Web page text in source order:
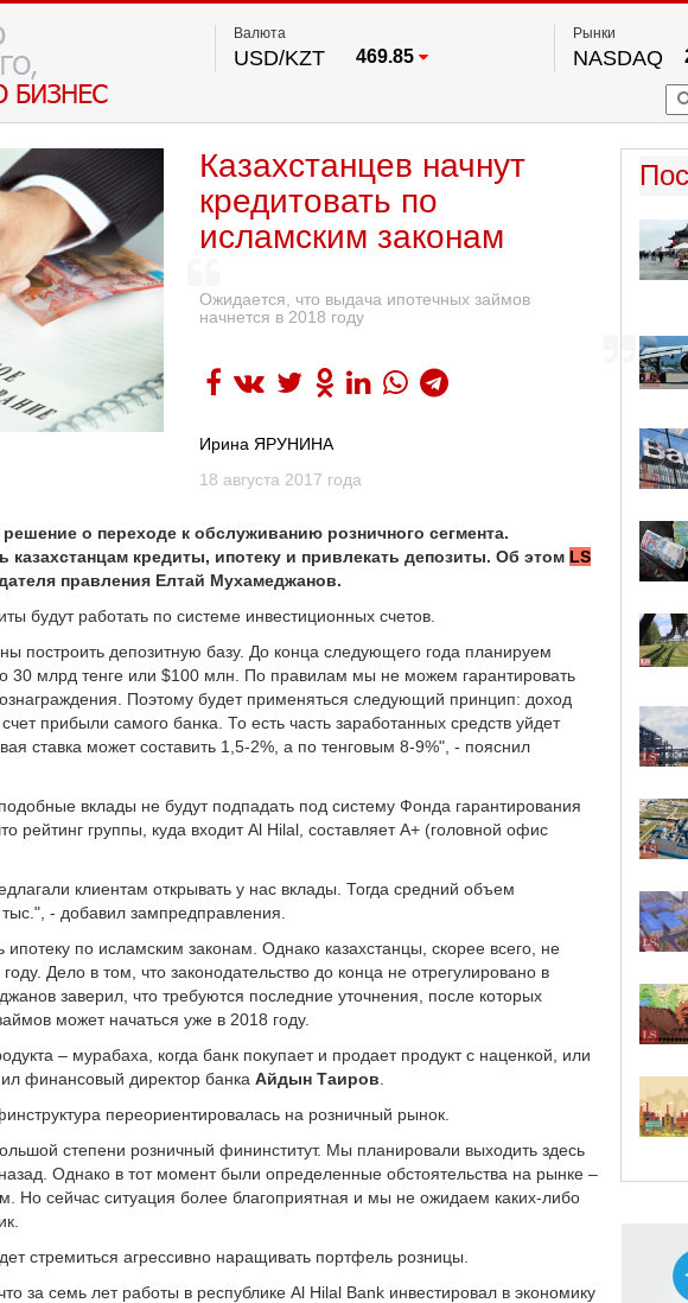
Валюта
USD/KZT 469.85
Рынки
NASDAQ
FTSE 100
S&P 500
Казахстанцев начнут
кредитовать по
исламским законам
Ожидается, что выдача ипотечных займов
начнется в 2018 году
Ирина ЯРУНИНА
18 августа 2017 года
решение о переходе к обслуживанию розничного сегмента.
казахстанцам кредиты, ипотеку и привлекать депозиты. Об этом LS
правления Елтай Мухамеджанов.
будут работать по системе инвестиционных счетов.
построить депозитную базу. До конца следующего года планируем
30 млрд тенге или $100 млн. По правилам мы не можем гарантировать
Поэтому будет применяться следующий принцип: доход
прибыли самого банка. То есть часть заработанных средств уйдет
ставка может составить 1,5-2%, а по тенговым 8-9%", - пояснил
вклады не будут подпадать под систему Фонда гарантирования
рейтинг группы, куда входитAl Hilal, составляет А+ (головной офис
клиентам открывать у нас вклады. Тогда средний объем
- добавил зампредправления.
ипотеку по исламским законам. Однако казахстанцы, скорее всего, не
Дело в том, что законодательство до конца не отрегулировано в
заверил, что требуются последние уточнения, после которых
может начаться уже в 2018 году.
– мурабаха, когда банк покупает и продает продукт с наценкой, или
финансовый директор банка Айдын Таиров
переориентировалась на розничный рынок.
степени розничный фининститут. Мы планировали выходить здесь
Однако в тот момент были определенные обстоятельства на рынке –
Но сейчас ситуация более благоприятная и мы не ожидаем каких-либо
стремиться агрессивно наращивать портфель розницы.
за семь лет работы в республике Al Hilal Bank инвестировал в экономику